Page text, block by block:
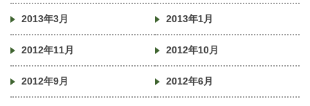
2013年3月 2013年1月
2012年11月 2012年10月
2012年9月 2012年6月